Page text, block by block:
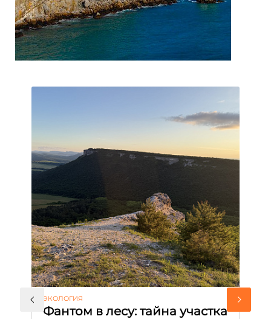
ЭКОЛОГИЯ
Фантом в лесу: тайна участка